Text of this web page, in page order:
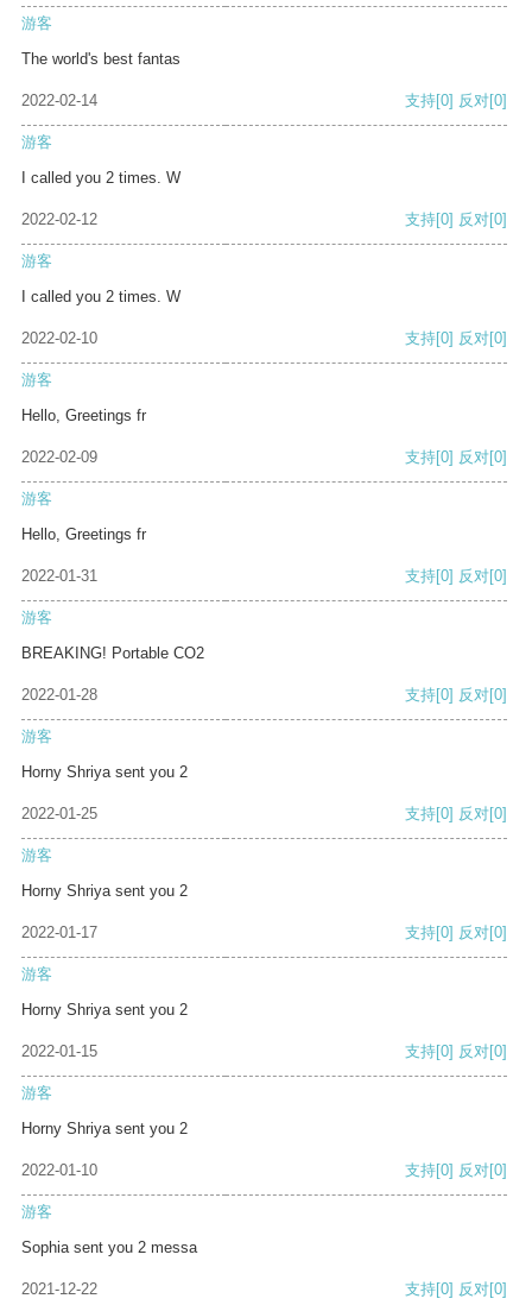
游客
The world's best fantas
2022-02-14 支持[0] 反对[0]
游客
I called you 2 times. W
2022-02-12 支持[0] 反对[0]
游客
I called you 2 times. W
2022-02-10 支持[0] 反对[0]
游客
Hello, Greetings fr
2022-02-09 支持[0] 反对[0]
游客
Hello, Greetings fr
2022-01-31 支持[0] 反对[0]
游客
BREAKING! Portable CO2
2022-01-28 支持[0] 反对[0]
游客
Horny Shriya sent you 2
2022-01-25 支持[0] 反对[0]
游客
Horny Shriya sent you 2
2022-01-17 支持[0] 反对[0]
游客
Horny Shriya sent you 2
2022-01-15 支持[0] 反对[0]
游客
Horny Shriya sent you 2
2022-01-10 支持[0] 反对[0]
游客
Sophia sent you 2 messa
2021-12-22 支持[0] 反对[0]